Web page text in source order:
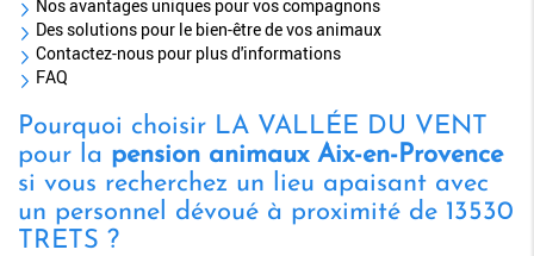
Nos avantages uniques pour vos compagnons
Des solutions pour le bien-être de vos animaux
Contactez-nous pour plus d'informations
FAQ
Pourquoi choisir LA VALLÉE DU VENT
pour la pension animaux Aix-en-Provence
si vous recherchez un lieu apaisant avec
un personnel dévoué à proximité de 13530
TRETS ?